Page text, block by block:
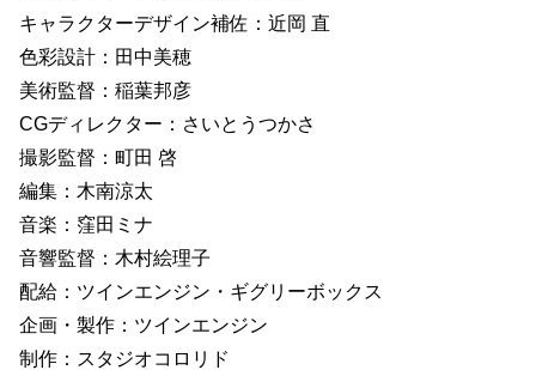
キャラクターデザイン補佐：近岡 直
色彩設計：田中美穂
美術監督：稲葉邦彦
CGディレクター：さいとうつかさ
撮影監督：町田 啓
編集：木南涼太
音楽：窪田ミナ
音響監督：木村絵理子
配給：ツインエンジン・ギグリーボックス
企画・製作：ツインエンジン
制作：スタジオコロリド